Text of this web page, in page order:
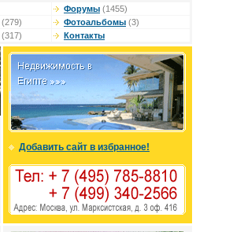
Форумы (1455)
(279) Фотоальбомы (3)
(317) Контакты
Добавить сайт в избранное!